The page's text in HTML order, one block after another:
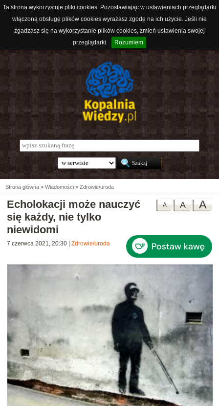
Ta strona wykorzystuje pliki cookies. Pozostawiając w ustawieniach przeglądarki
włączoną obsługę plików cookies wyrażasz zgodę na ich użycie. Jeśli nie
zgadzasz się na wykorzystanie plików cookies, zmień ustawienia swojej
przeglądarki.
Rozumiem
Strona główna > Wiadomości > Zdrowie/uroda
A
A
A
Echolokacji może nauczyć
się każdy, nie tylko
niewidomi
7 czerwca 2021, 20:30 Zdrowie/uroda